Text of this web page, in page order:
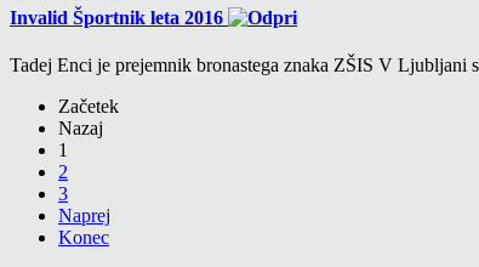
Invalid Športnik leta 2016
Tadej Enci je prejemnik bronastega znaka ZŠIS V Ljubljani
Začetek
Nazaj
1
2
3
Naprej
Konec